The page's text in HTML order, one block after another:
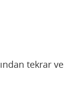
tekrar